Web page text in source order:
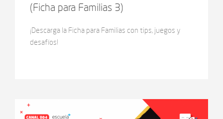
(Ficha para Familias 3)
¡Descarga la Ficha para Familias con tips, juegos y
desafíos!